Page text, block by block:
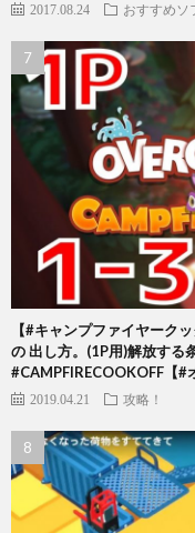
2017.08.24 おすすめソ
【#キャンプファイヤーク
の 出し方。(1P用)解放する
#CAMPFIRECOOKOFF【#
2019.04.21 攻略！